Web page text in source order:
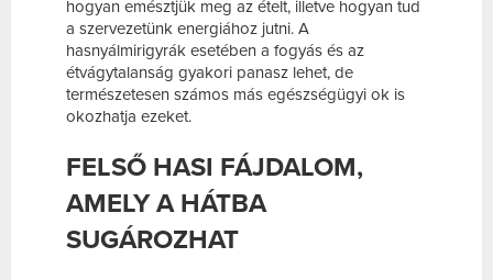
hogyan emésztjük meg az ételt, illetve hogyan tud
a szervezetünk energiához jutni. A
hasnyálmirigyrák esetében a fogyás és az
étvágytalanság gyakori panasz lehet, de
természetesen számos más egészségügyi ok is
okozhatja ezeket.
FELSŐ HASI FÁJDALOM,
AMELY A HÁTBA
SUGÁROZHAT